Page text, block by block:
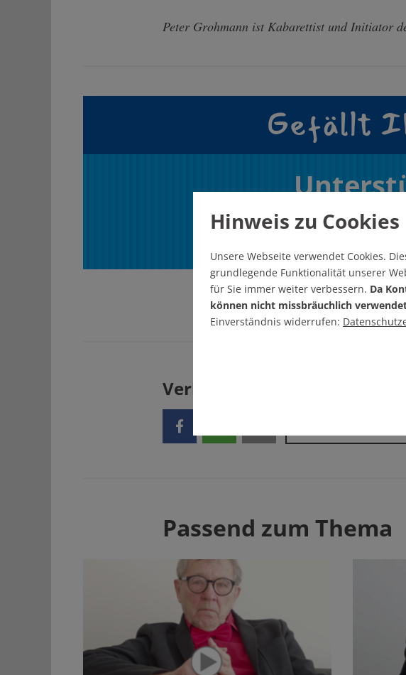
Peter Grohmann ist Kabarettist und Initiator
Gefällt
Verbreiten Sie unseren Artikel
Passend zum Thema
Hinweis zu Cookies
Unsere Webseite verwendet Cookies.
grundlegende Funktionalität unserer
für Sie immer weiter verbessern. Da
können nicht missbräuchlich
Einverständnis widerrufen: